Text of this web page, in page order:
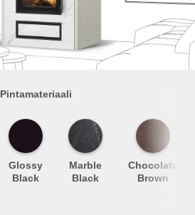
Pintamateriaali
Glossy
Black
Marble
Black
Chocolate
Brown